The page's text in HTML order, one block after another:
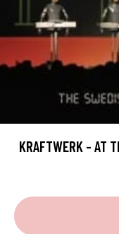
KRAFTWERK - AT